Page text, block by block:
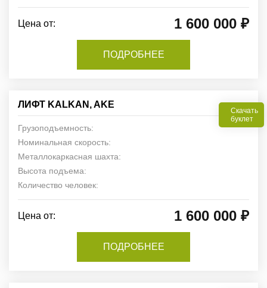
Цена от: 1 600 000 ₽
ПОДРОБНЕЕ
Скачать
буклет
ЛИФТ KALKAN, AKE
Грузоподъемность:
Номинальная скорость:
Металлокаркасная шахта:
Высота подъема:
Количество человек:
Цена от: 1 600 000 ₽
ПОДРОБНЕЕ